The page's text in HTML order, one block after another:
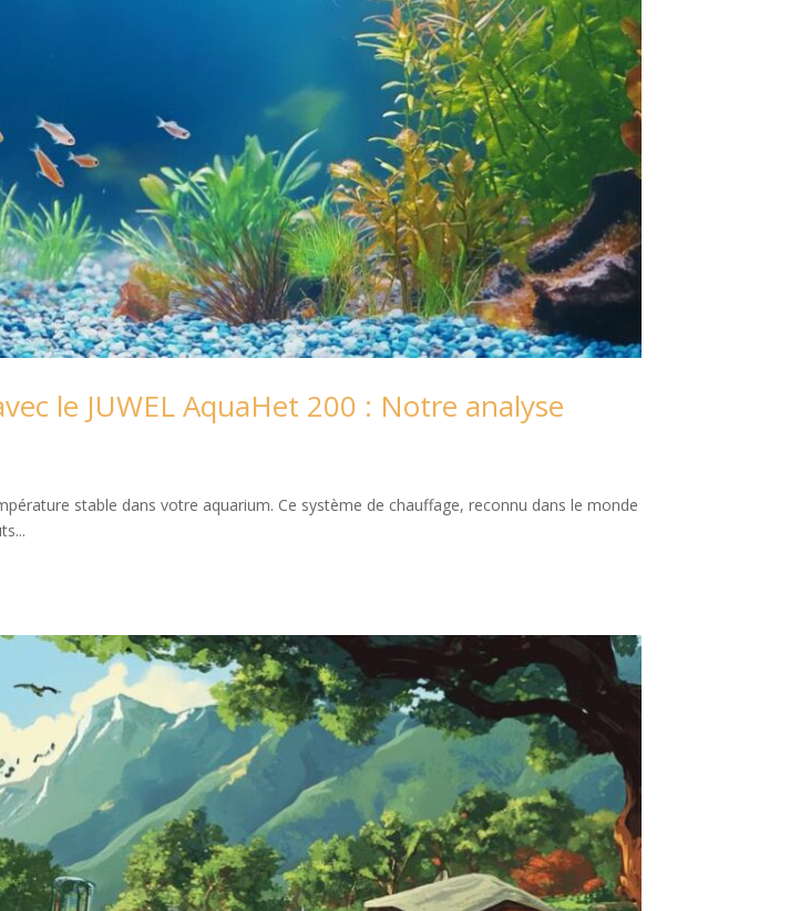
le JUWEL AquaHet 200 : Notre analyse
stable dans votre aquarium. Ce système de chauffage, reconnu dans le monde